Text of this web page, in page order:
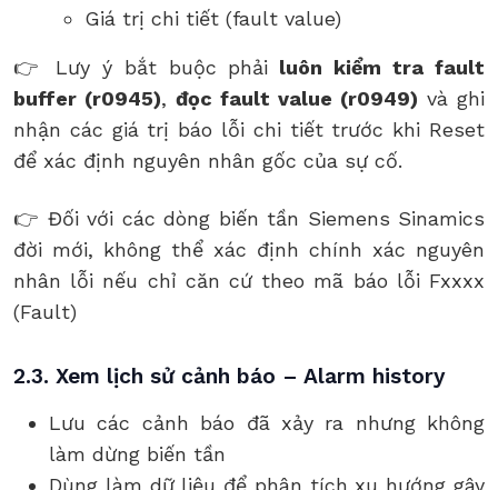
Giá trị chi tiết (fault value)
👉 Lưy ý bắt buộc phải luôn kiểm trafault
buffer (r0945), đọc fault value (r0949) và ghi
nhận các giá trị báo lỗi chi tiết trước khi Reset
để xác định nguyên nhân gốc của sự cố.
👉 Đối với các dòng biến tần Siemens Sinamics
đời mới, không thể xác định chính xác nguyên
nhân lỗi nếu chỉ căn cứ theo mã báo lỗi Fxxxx
(Fault)
2.3. Xem lịch sử cảnh báo – Alarm history
Lưu các cảnh báo đã xảy ra nhưng không
làm dừng biến tần
Dùng làm dữ liệu để phân tích xu hướng gây